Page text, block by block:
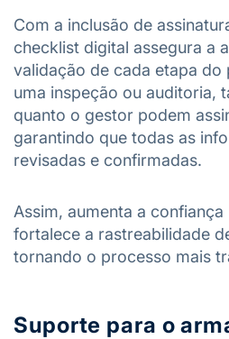
Com a inclusão de
checklist digital assegura a
validação de cada etapa do
uma inspeção ou auditoria,
quanto o gestor podem
garantindo que todas as
revisadas e confirmadas.
Assim, aumenta a
fortalece a rastreabilidade
tornando o processo mais
Suporte para o